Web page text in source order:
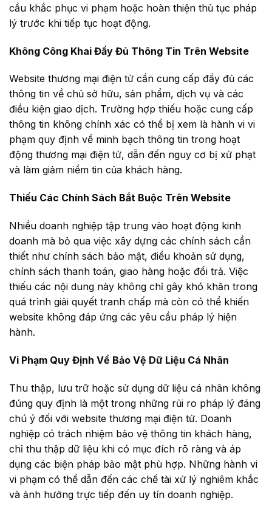
cầu khắc phục vi phạm hoặc hoàn thiện thủ tục pháp
lý trước khi tiếp tục hoạt động.
Không Công Khai Đầy Đủ Thông Tin Trên Website
Website thương mại điện tử cần cung cấp đầy đủ các
thông tin về chủ sở hữu, sản phẩm, dịch vụ và các
điều kiện giao dịch. Trường hợp thiếu hoặc cung cấp
thông tin không chính xác có thể bị xem là hành vi vi
phạm quy định về minh bạch thông tin trong hoạt
động thương mại điện tử, dẫn đến nguy cơ bị xử phạt
và làm giảm niềm tin của khách hàng.
Thiếu Các Chính Sách Bắt Buộc Trên Website
Nhiều doanh nghiệp tập trung vào hoạt động kinh
doanh mà bỏ qua việc xây dựng các chính sách cần
thiết như chính sách bảo mật, điều khoản sử dụng,
chính sách thanh toán, giao hàng hoặc đổi trả. Việc
thiếu các nội dung này không chỉ gây khó khăn trong
quá trình giải quyết tranh chấp mà còn có thể khiến
website không đáp ứng các yêu cầu pháp lý hiện
hành.
Vi Phạm Quy Định Về Bảo Vệ Dữ Liệu Cá Nhân
Thu thập, lưu trữ hoặc sử dụng dữ liệu cá nhân không
đúng quy định là một trong những rủi ro pháp lý đáng
chú ý đối với website thương mại điện tử. Doanh
nghiệp có trách nhiệm bảo vệ thông tin khách hàng,
chỉ thu thập dữ liệu khi có mục đích rõ ràng và áp
dụng các biện pháp bảo mật phù hợp. Những hành vi
vi phạm có thể dẫn đến các chế tài xử lý nghiêm khắc
và ảnh hưởng trực tiếp đến uy tín doanh nghiệp.